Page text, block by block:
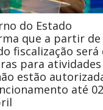
do Estado
que a partir de
fiscalização será
para atividades
estão
até 02